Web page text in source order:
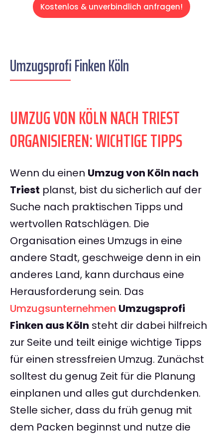
Kostenlos & unverbindlich anfragen!
Umzugsprofi Finken Köln
UMZUG VON KÖLN NACH TRIEST
ORGANISIEREN: WICHTIGE TIPPS
Wenn du einen Umzug von Köln nach
Triest planst, bist du sicherlich auf der
Suche nach praktischen Tipps und
wertvollen Ratschlägen. Die
Organisation eines Umzugs in eine
andere Stadt, geschweige denn in ein
anderes Land, kann durchaus eine
Herausforderung sein. Das
Umzugsunternehmen Umzugsprofi
Finken aus Köln steht dir dabei hilfreich
zur Seite und teilt einige wichtige Tipps
für einen stressfreien Umzug. Zunächst
solltest du genug Zeit für die Planung
einplanen und alles gut durchdenken.
Stelle sicher, dass du früh genug mit
dem Packen beginnst und nutze die